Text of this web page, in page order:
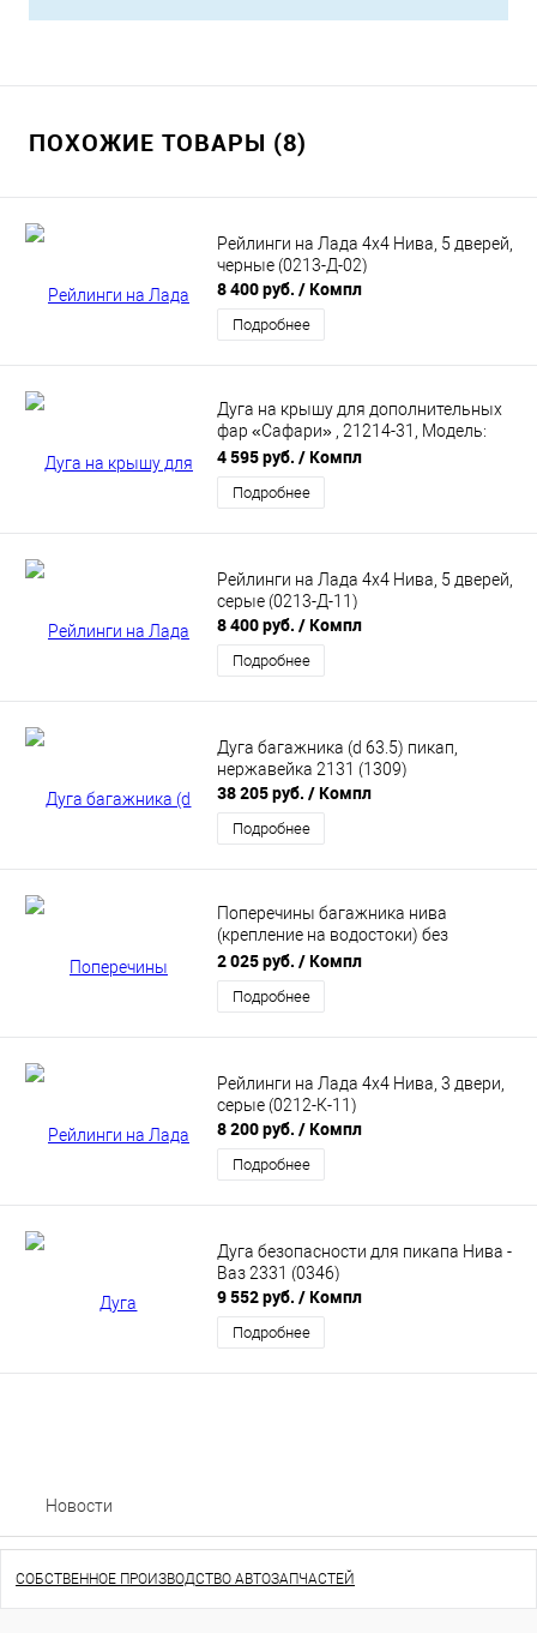
ПОХОЖИЕ ТОВАРЫ (8)
Рейлинги на Лада 4х4 Нива, 5 дверей,
черные (0213-Д-02)
8 400 руб. / Компл
Подробнее
Дуга на крышу для дополнительных
фар «Сафари» , 21214-31, Модель:
0315
4 595 руб. / Компл
Подробнее
Рейлинги на Лада 4х4 Нива, 5 дверей,
серые (0213-Д-11)
8 400 руб. / Компл
Подробнее
Дуга багажника (d 63.5) пикап,
нержавейка 2131 (1309)
38 205 руб. / Компл
Подробнее
Поперечины багажника нива
(крепление на водостоки) без
сверления. ЕвроДеталь
2 025 руб. / Компл
Подробнее
Рейлинги на Лада 4х4 Нива, 3 двери,
серые (0212-К-11)
8 200 руб. / Компл
Подробнее
Дуга безопасности для пикапа Нива -
Ваз 2331 (0346)
9 552 руб. / Компл
Подробнее
Новости
СОБСТВЕННОЕ ПРОИЗВОДСТВО АВТОЗАПЧАСТЕЙ